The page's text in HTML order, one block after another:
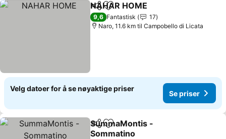
Del Legg til i favoritter
NAHAR HOME
9,6 Fantastisk
17
Naro, 11.6 km til Campobello di Licata
Velg datoer for å se nøyaktige priser
Se priser
Del Legg til i favoritter
SummaMontis -
Sommatino